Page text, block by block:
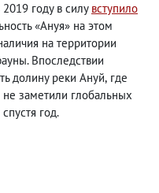
2019 году в силу вступило
«Ануя» на этом
на территории
Впоследствии
долину реки Ануй, где
заметили глобальных
год.